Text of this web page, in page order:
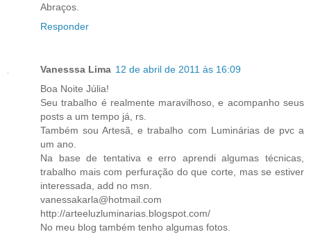
Abraços.
Responder
Vanesssa Lima 12 de abril de 2011 às 16:09
Boa Noite Júlia!
Seu trabalho é realmente maravilhoso, e acompanho seus
posts a um tempo já, rs.
Também sou Artesã, e trabalho com Luminárias de pvc a
um ano.
Na base de tentativa e erro aprendi algumas técnicas,
trabalho mais com perfuração do que corte, mas se estiver
interessada, add no msn.
vanessakarla@hotmail.com
http://arteeluzluminarias.blogspot.com/
No meu blog também tenho algumas fotos.